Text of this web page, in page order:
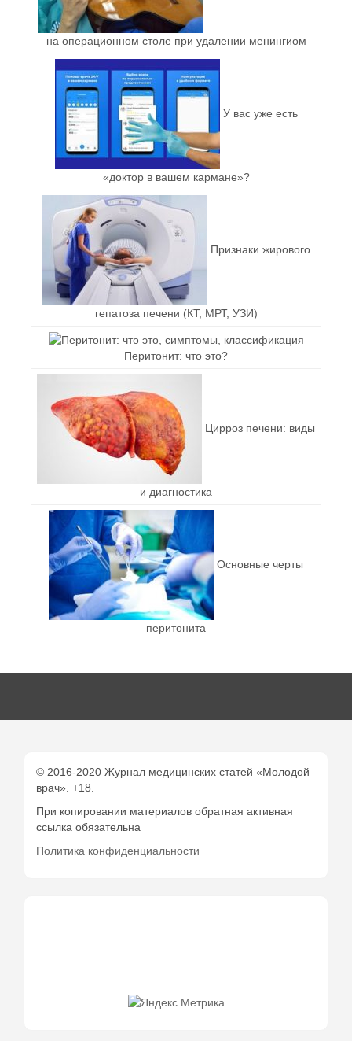
на операционном столе при удалении менингиом
У вас уже есть
«доктор в вашем кармане»?
Признаки жирового
гепатоза печени (КТ, МРТ, УЗИ)
Перитонит: что это?
Цирроз печени: виды
и диагностика
Основные черты
перитонита
© 2016-2020 Журнал медицинских статей «Молодой
врач». +18.
При копировании материалов обратная активная
ссылка обязательна
Политика конфиденциальности